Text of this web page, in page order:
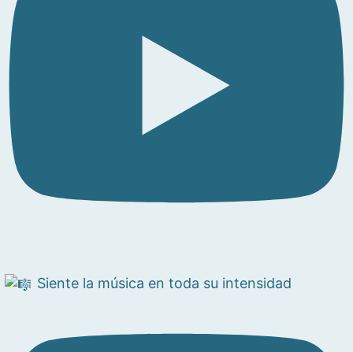
Siente la música en toda su intensidad